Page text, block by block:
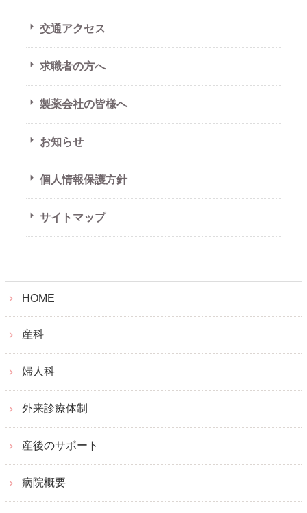
交通アクセス
求職者の方へ
製薬会社の皆様へ
お知らせ
個人情報保護方針
サイトマップ
HOME
産科
婦人科
外来診療体制
産後のサポート
病院概要